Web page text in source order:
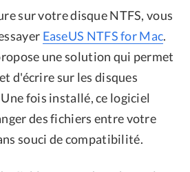
sur votre disque NTFS, vous
EaseUS NTFS for Mac.
une solution qui permet
d'écrire sur les disques
fois installé, ce logiciel
des fichiers entre votre
souci de compatibilité.